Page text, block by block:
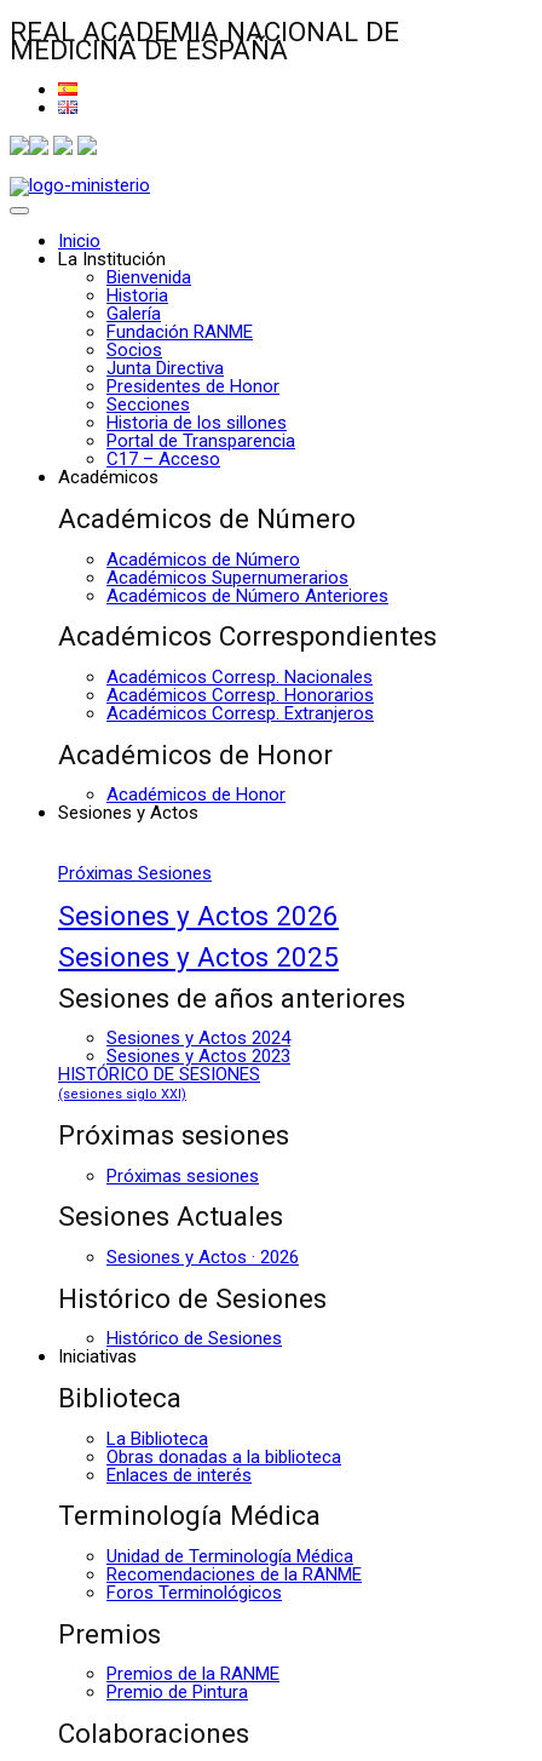
REAL ACADEMIA NACIONAL DE
MEDICINA DE ESPAÑA
Inicio
La Institución
Bienvenida
Historia
Galería
Fundación RANME
Socios
Junta Directiva
Presidentes de Honor
Secciones
Historia de los sillones
Portal de Transparencia
C17 – Acceso
Académicos
Académicos de Número
Académicos de Número
Académicos Supernumerarios
Académicos de Número Anteriores
Académicos Correspondientes
Académicos Corresp. Nacionales
Académicos Corresp. Honorarios
Académicos Corresp. Extranjeros
Académicos de Honor
Académicos de Honor
Sesiones y Actos
Próximas Sesiones
Sesiones y Actos 2026
Sesiones y Actos 2025
Sesiones de años anteriores
Sesiones y Actos 2024
Sesiones y Actos 2023
HISTÓRICO DE SESIONES
(sesiones siglo XXI)
Próximas sesiones
Próximas sesiones
Sesiones Actuales
Sesiones y Actos · 2026
Histórico de Sesiones
Histórico de Sesiones
Iniciativas
Biblioteca
La Biblioteca
Obras donadas a la biblioteca
Enlaces de interés
Terminología Médica
Unidad de Terminología Médica
Recomendaciones de la RANME
Foros Terminológicos
Premios
Premios de la RANME
Premio de Pintura
Colaboraciones